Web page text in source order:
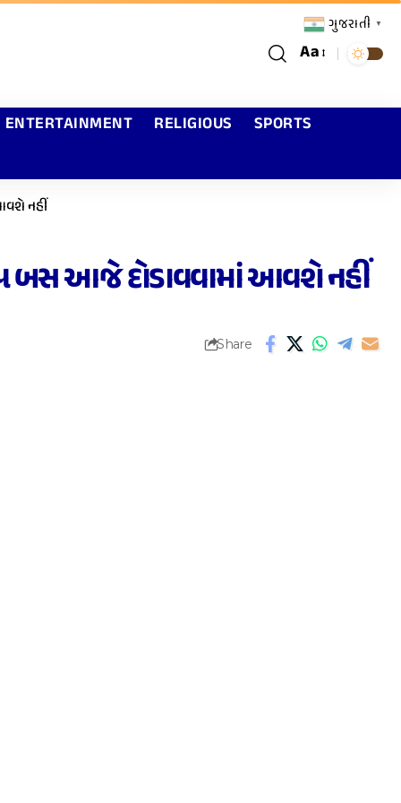
Aa
ENTERTAINMENT RELIGIOUS SPORTS
નહીં
બસ આજે દોડાવવામાં આવશે નહીં
Share
ગુજરાતી ▼